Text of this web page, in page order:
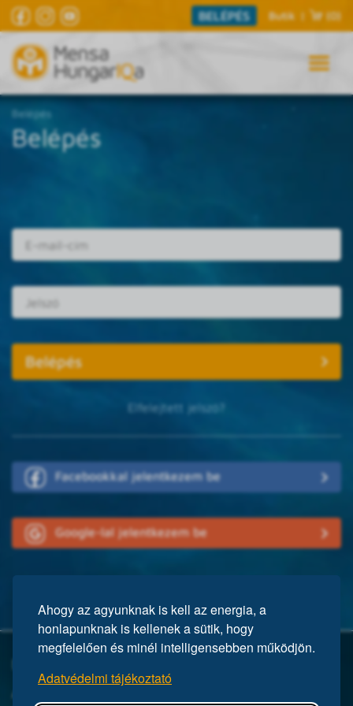
Ahogy az agyunknak is kell az energia, a
honlapunknak is kellenek a sütik, hogy
megfelelően és minél intelligensebben működjön.
Adatvédelmi tájékoztató
BELÉPÉS Butik | (0)
Belépés
Belépés
Elfelejtett jelszó?
Facebookkal jelentkezem be
Google-lal jelentkezem be
A Mensa egy nemzetközi egyesület, közel 150 ezer taggal a világ